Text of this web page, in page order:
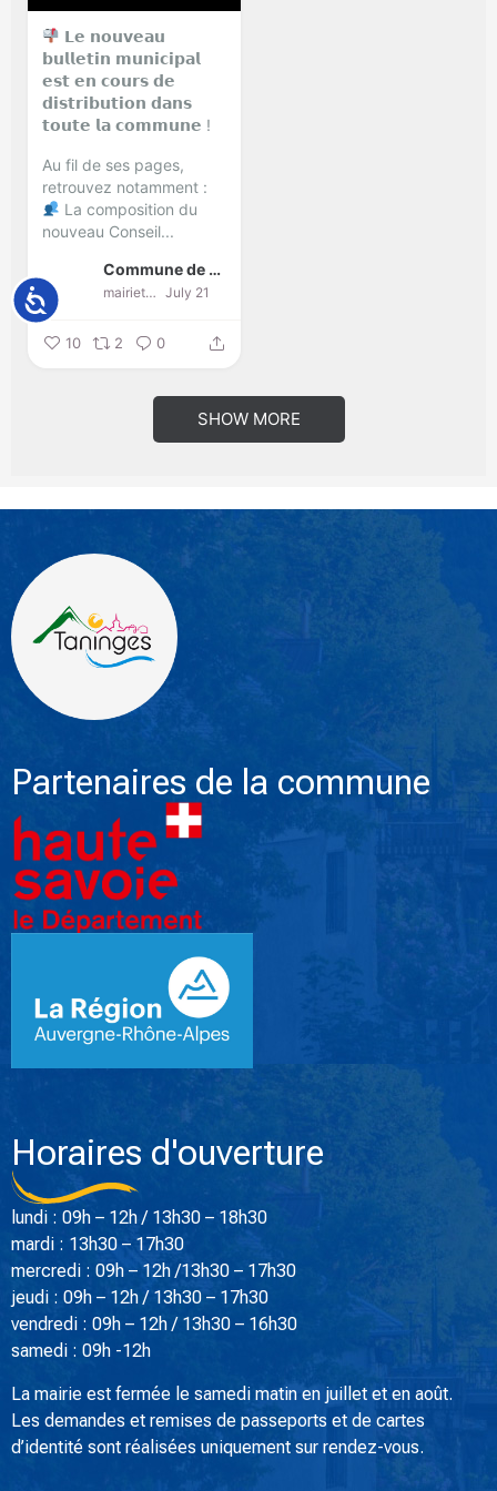
Accessibilité
𝗟𝗲 𝗻𝗼𝘂𝘃𝗲𝗮𝘂
𝗯𝘂𝗹𝗹𝗲𝘁𝗶𝗻 𝗺𝘂𝗻𝗶𝗰𝗶𝗽𝗮𝗹
𝗲𝘀𝘁 𝗲𝗻 𝗰𝗼𝘂𝗿𝘀 𝗱𝗲
𝗱𝗶𝘀𝘁𝗿𝗶𝗯𝘂𝘁𝗶𝗼𝗻 𝗱𝗮𝗻𝘀
𝘁𝗼𝘂𝘁𝗲 𝗹𝗮 𝗰𝗼𝗺𝗺𝘂𝗻𝗲 !
Au fil de ses pages,
retrouvez notamment :
La composition du
nouveau Conseil...
Commune de Taninges - Praz de Lys
mairietaninges July 21
10 2 0
SHOW MORE
Partenaires de la commune
Horaires d'ouverture
lundi : 09h – 12h / 13h30 – 18h30
mardi : 13h30 – 17h30
mercredi : 09h – 12h /13h30 – 17h30
jeudi : 09h – 12h / 13h30 – 17h30
vendredi : 09h – 12h / 13h30 – 16h30
samedi : 09h -12h
La mairie est fermée le samedi matin en juillet et en août.
Les demandes et remises de passeports et de cartes
d’identité sont réalisées uniquement sur rendez-vous.